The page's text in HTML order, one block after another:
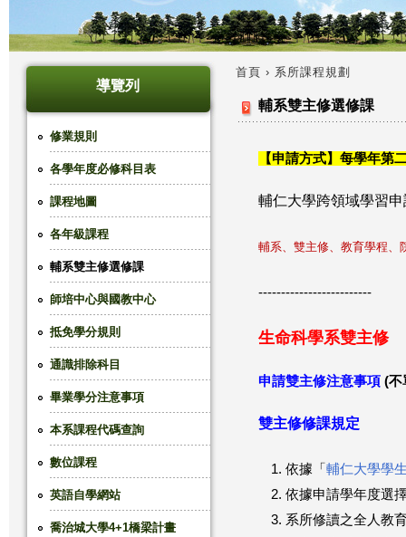
導覽列
修業規則
各學年度必修科目表
課程地圖
各年級課程
輔系雙主修選修課
師培中心與國教中心
抵免學分規則
通識排除科目
畢業學分注意事項
本系課程代碼查詢
數位課程
英語自學網站
喬治城大學4+1橋梁計畫
您
首頁 › 系所課程規劃
輔系雙主修選修課
【申請方式】每學年第
輔仁大學跨領域學習
輔系、雙主修、教育學程、
-------------------------
生命科學系雙主修
申請雙主修注意事項 (不
雙主修修課規定
依據「 輔仁大學學
依據申請學年度選
系所修讀之全人教